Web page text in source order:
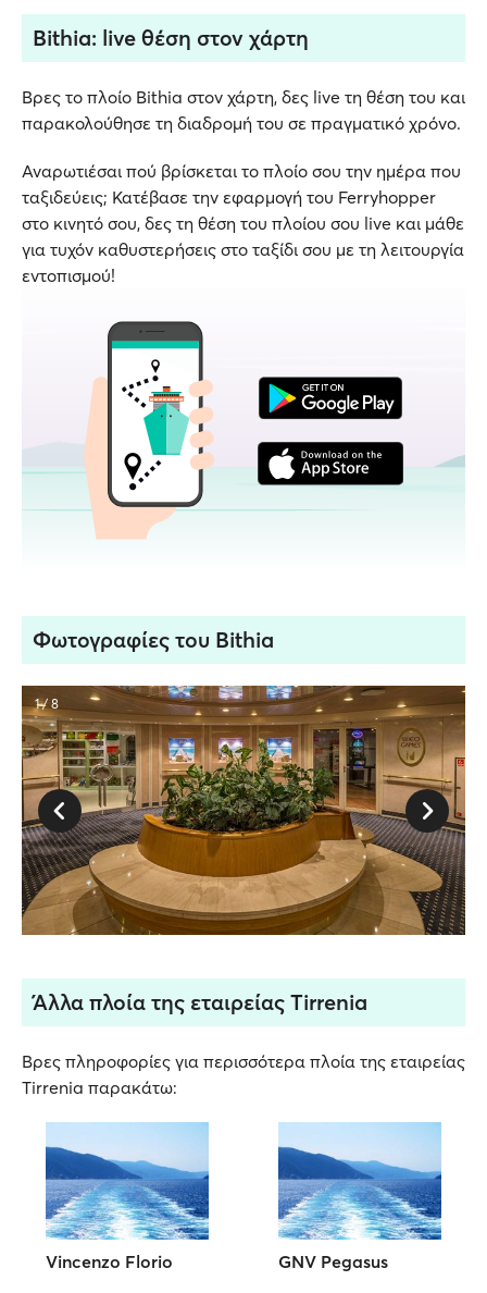
Bithia: live θέση στον χάρτη
Βρες το πλοίο Bithia στον χάρτη, δες live τη θέση του και
παρακολούθησε τη διαδρομή του σε πραγματικό χρόνο.
Αναρωτιέσαι πού βρίσκεται το πλοίο σου την ημέρα που
ταξιδεύεις; Κατέβασε την εφαρμογή του Ferryhopper
στο κινητό σου, δες τη θέση του πλοίου σου live και μάθε
για τυχόν καθυστερήσεις στο ταξίδι σου με τη λειτουργία
εντοπισμού!
Φωτογραφίες του Bithia
1 / 8
Άλλα πλοία της εταιρείας Tirrenia
Βρες πληροφορίες για περισσότερα πλοία της εταιρείας
Tirrenia παρακάτω:
Vincenzo Florio GNV Pegasus